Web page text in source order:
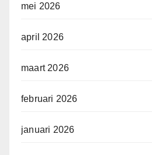
mei 2026
april 2026
maart 2026
februari 2026
januari 2026